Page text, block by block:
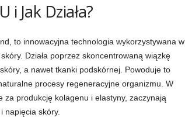
Jak Działa?
to innowacyjna technologia wykorzystywana w
Działa poprzez skoncentrowaną wiązkę
a nawet tkanki podskórnej. Powoduje to
procesy regeneracyjne organizmu. W
produkcję kolagenu i elastyny, zaczynają
napięcia skóry.